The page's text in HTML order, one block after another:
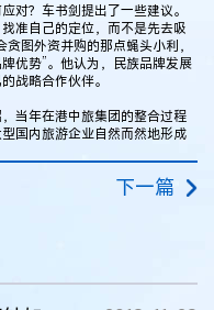
对？车书剑提出了一些建议。
准自己的定位，而不是先去吸
图外资并购的那点蝇头小利，
优势”。他认为，民族品牌发展
战略合作伙伴。
当年在港中旅集团的整合过程
国内旅游企业自然而然地形成
下一篇